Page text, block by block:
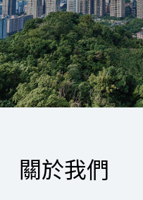
關於我們